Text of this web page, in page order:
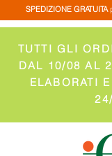
SPEDIZIONE GRATUITA
TUTTI GLI
DAL 10/08 AL
ELABORATI